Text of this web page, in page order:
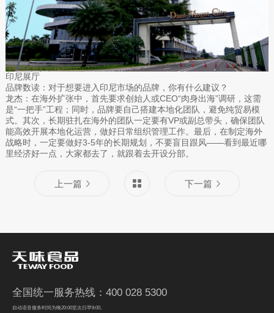
印尼展厅
品牌数读：对于想要进入印尼市场的品牌，你有什么建议？
龙杰：在海外扩张中，首先要求创始人或CEO“肉身出海”调研，这需
是“一把手”工程；同时，品牌要自己搭建本地化团队，避免纯贸易模
式。其次，长期驻扎在海外的团队一定要有VP或副总带头，确保团队
能高效开展本地化运营，做好日常组织管理工作。最后，在制定海外
战略时，一定要做好3-5年的长期规划，不要盲目跟风——看到最近哪
里经济好一点，大家都去了，就跟着去开设分部。
上一篇 下一篇
全国统一服务热线：400 028 5300
自动语音服务时间为晚20:00至次日早9:00。